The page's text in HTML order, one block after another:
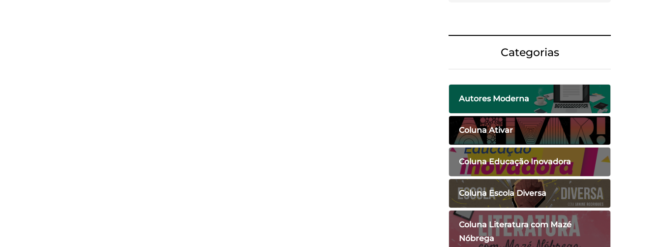
Categorias
Autores Moderna
Coluna Ativar
Coluna Educação Inovadora
Coluna Escola Diversa
Coluna Literatura com Mazé
Nóbrega